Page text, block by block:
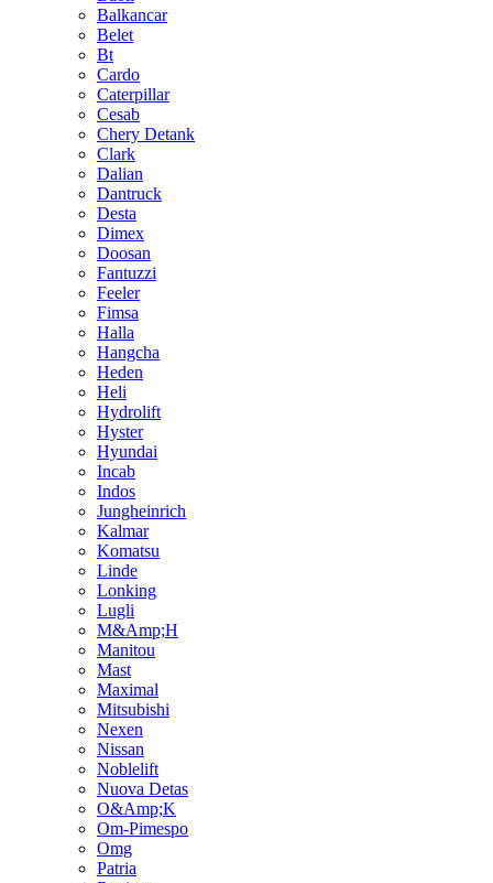
Balkancar
Belet
Bt
Cardo
Caterpillar
Cesab
Chery Detank
Clark
Dalian
Dantruck
Desta
Dimex
Doosan
Fantuzzi
Feeler
Fimsa
Halla
Hangcha
Heden
Heli
Hydrolift
Hyster
Hyundai
Incab
Indos
Jungheinrich
Kalmar
Komatsu
Linde
Lonking
Lugli
M&Amp;H
Manitou
Mast
Maximal
Mitsubishi
Nexen
Nissan
Noblelift
Nuova Detas
O&Amp;K
Om-Pimespo
Omg
Patria